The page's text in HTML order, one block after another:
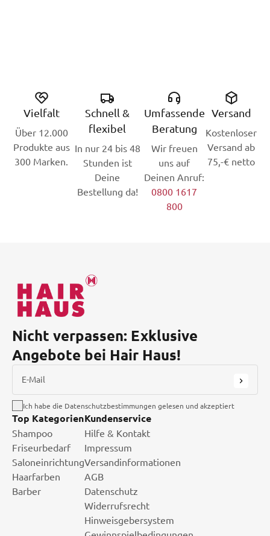
Vielfalt
Über 12.000
Produkte aus
300 Marken.
Schnell &
flexibel
In nur 24 bis 48
Stunden ist
Deine
Bestellung da!
Umfassende
Beratung
Wir freuen
uns auf
Deinen Anruf:
0800 1617
800
Versand
Kostenloser
Versand ab
75,-€ netto
Nicht verpassen: Exklusive
Angebote bei Hair Haus!
E-Mail
Ich habe die Datenschutzbestimmungen gelesen und akzeptiert
Top Kategorien
Shampoo
Friseurbedarf
Saloneinrichtung
Haarfarben
Barber
Kundenservice
Hilfe & Kontakt
Impressum
Versandinformationen
AGB
Datenschutz
Widerrufsrecht
Hinweisgebersystem